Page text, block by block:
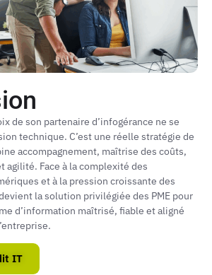
de son partenaire d’infogérance ne se
technique. C’est une réelle stratégie de
accompagnement, maîtrise des coûts,
agilité. Face à la complexité des
et à la pression croissante des
la solution privilégiée des PME pour
d’information maîtrisé, fiable et aligné
IT